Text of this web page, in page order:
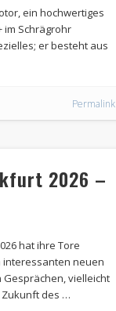
ein hochwertiges
im Schrägrohr
er besteht aus
Permalink
2026 –
hat ihre Tore
interessanten neuen
vielleicht
Zukunft des …